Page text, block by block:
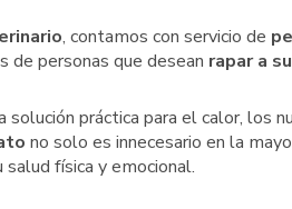
, contamos con servicio de
personas que desean rapar a
solución práctica para el calor, los
no solo es innecesario en la
física y emocional.